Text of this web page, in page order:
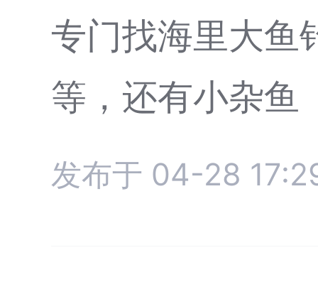
专门找海里大鱼
等，还有小杂鱼
发布于 04-28